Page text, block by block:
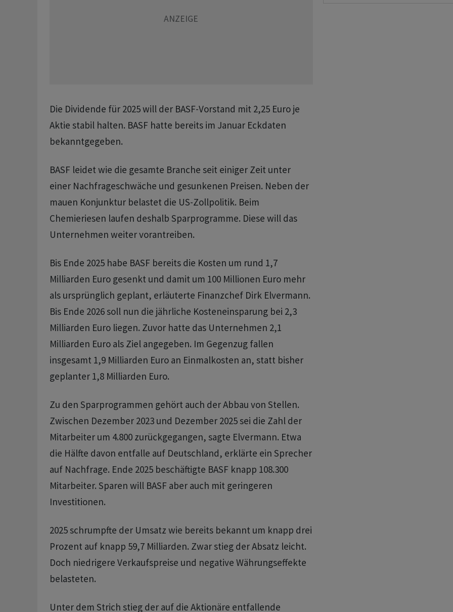
Die Dividende für 2025 will der BASF-Vorstand mit 2,25 Euro je
Aktie stabil halten. BASF hatte bereits im Januar Eckdaten
bekanntgegeben.
BASF leidet wie die gesamte Branche seit einiger Zeit unter
einer Nachfrageschwäche und gesunkenen Preisen. Neben der
mauen Konjunktur belastet die US-Zollpolitik. Beim
Chemieriesen laufen deshalb Sparprogramme. Diese will das
Unternehmen weiter vorantreiben.
Bis Ende 2025 habe BASF bereits die Kosten um rund 1,7
Milliarden Euro gesenkt und damit um 100 Millionen Euro mehr
als ursprünglich geplant, erläuterte Finanzchef Dirk Elvermann.
Bis Ende 2026 soll nun die jährliche Kosteneinsparung bei 2,3
Milliarden Euro liegen. Zuvor hatte das Unternehmen 2,1
Milliarden Euro als Ziel angegeben. Im Gegenzug fallen
insgesamt 1,9 Milliarden Euro an Einmalkosten an, statt bisher
geplanter 1,8 Milliarden Euro.
Zu den Sparprogrammen gehört auch der Abbau von Stellen.
Zwischen Dezember 2023 und Dezember 2025 sei die Zahl der
Mitarbeiter um 4.800 zurückgegangen, sagte Elvermann. Etwa
die Hälfte davon entfalle auf Deutschland, erklärte ein Sprecher
auf Nachfrage. Ende 2025 beschäftigte BASF knapp 108.300
Mitarbeiter. Sparen will BASF aber auch mit geringeren
Investitionen.
2025 schrumpfte der Umsatz wie bereits bekannt um knapp drei
Prozent auf knapp 59,7 Milliarden. Zwar stieg der Absatz leicht.
Doch niedrigere Verkaufspreise und negative Währungseffekte
belasteten.
Unter dem Strich stieg der auf die Aktionäre entfallende